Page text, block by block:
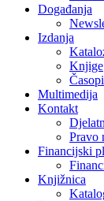
Događanja
Izdanja
Knjige
Multimedija
Kontakt
Pravo
Financijski
Knjižnica